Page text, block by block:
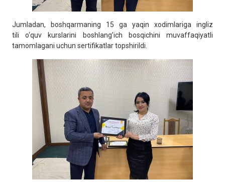
Jumladan, boshqarmaning 15 ga yaqin xodimlariga ingliz
tili o‘quv kurslarini boshlang’ich bosqichini muvaffaqiyatli
tamomlagani uchun sertifikatlar topshirildi.